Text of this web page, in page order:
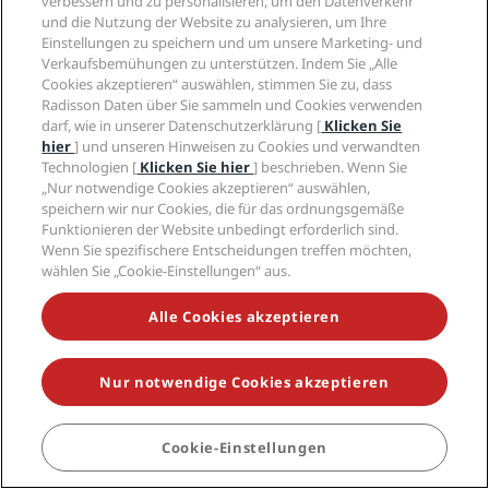
BUCHEN
Bangalore
Berlin
Budapest
Kopenhagen
Dubai
Dublin
Gran Canaria
Istanbul
London
Manchester
Mailand
Neu-Delhi
Oslo
Paris
Schanghai
Stockholm
Sydney
Zürich
und die Nutzung der Website zu analysieren, um Ihre
Einstellungen zu speichern und um unsere Marketing- und
Verkaufsbemühungen zu unterstützen. Indem Sie „Alle
Cookies akzeptieren“ auswählen, stimmen Sie zu, dass
Radisson Daten über Sie sammeln und Cookies verwenden
darf, wie in unserer Datenschutzerklärung [ Klicken Sie
hier] und unseren Hinweisen zu Cookies und verwandten
Technologien [ Klicken Sie hier] beschrieben. Wenn Sie
„Nur notwendige Cookies akzeptieren“ auswählen,
speichern wir nur Cookies, die für das ordnungsgemäße
Funktionieren der Website unbedingt erforderlich sind.
Wenn Sie spezifischere Entscheidungen treffen möchten,
wählen Sie „Cookie-Einstellungen“ aus.
Alle Cookies akzeptieren
Nur notwendige Cookies akzeptieren
Cookie-Einstellungen